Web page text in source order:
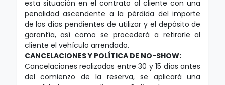
esta situación en el contrato al cliente con una
penalidad ascendente a la pérdida del importe
de los días pendientes de utilizar y el depósito de
garantía, así como se procederá a retirarle al
cliente el vehículo arrendado.
CANCELACIONES Y POLÍTICA DE NO-SHOW:
Cancelaciones realizadas entre 30 y 15 días antes
del comienzo de la reserva, se aplicará una